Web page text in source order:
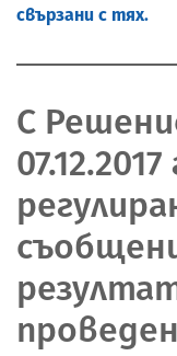
свързани с тях.
С